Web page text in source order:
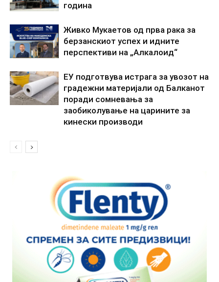
година
Живко Мукаетов од прва рака за
берзанскиот успех и идните
перспективи на „Алкалоид“
ЕУ подготвува истрага за увозот на
градежни материјали од Балканот
поради сомневања за
заобиколување на царините за
кинески производи